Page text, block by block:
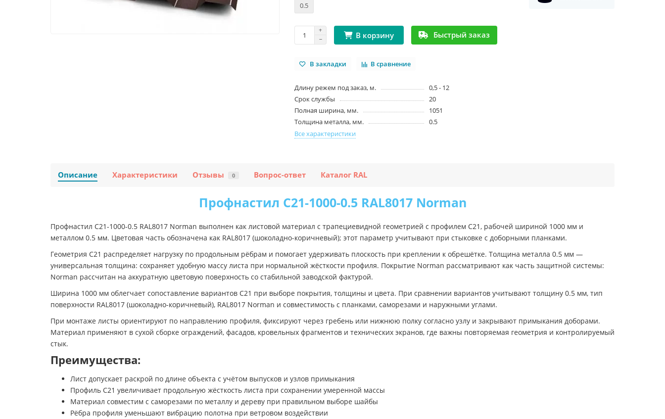
0.5
В корзину Быстрый заказ
В закладки В сравнение
Длину режем под заказ, м.
0,5 - 12
Срок службы
20
Полная ширина, мм.
1051
Толщина металла, мм.
0.5
Все характеристики
Описание Характеристики Отзывы 0 Вопрос-ответ Каталог RAL
Профнастил C21-1000-0.5 RAL8017 Norman
Профнастил C21-1000-0.5 RAL8017 Norman выполнен как листовой материал с трапециевидной геометрией с профилем C21, рабочей шириной 1000 мм и
металлом 0.5 мм. Цветовая часть обозначена как RAL8017 (шоколадно-коричневый); этот параметр учитывают при стыковке с доборными планками.
Геометрия C21 распределяет нагрузку по продольным рёбрам и помогает удерживать плоскость при креплении к обрешётке. Толщина металла 0.5 мм —
универсальная толщина: сохраняет удобную массу листа при нормальной жёсткости профиля. Покрытие Norman рассматривают как часть защитной системы:
Norman рассчитан на аккуратную цветовую поверхность со стабильной заводской фактурой.
Ширина 1000 мм облегчает сопоставление вариантов C21 при выборе покрытия, толщины и цвета. При сравнении вариантов учитывают толщину 0.5 мм, тип
поверхности RAL8017 (шоколадно-коричневый), RAL8017 Norman и совместимость с планками, саморезами и наружными углами.
При монтаже листы ориентируют по направлению профиля, фиксируют через гребень или нижнюю полку согласно узлу и закрывают примыкания доборами.
Материал применяют в сухой сборке ограждений, фасадов, кровельных фрагментов и технических экранов, где важны повторяемая геометрия и контролируемый
стык.
Преимущества:
Лист допускает раскрой по длине объекта с учётом выпусков и узлов примыкания
Профиль C21 увеличивает продольную жёсткость листа при сохранении умеренной массы
Материал совместим с саморезами по металлу и дереву при правильном выборе шайбы
Рёбра профиля уменьшают вибрацию полотна при ветровом воздействии